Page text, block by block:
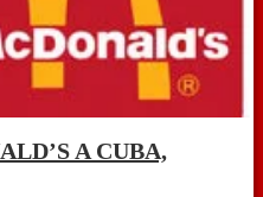
A CUBA,